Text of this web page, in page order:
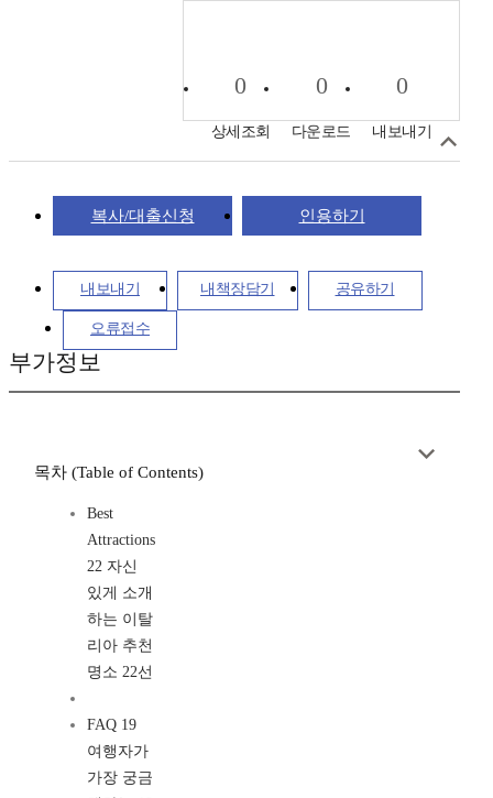
0
상세조회
0
다운로드
0
내보내기
복사/대출신청 인용하기
내보내기 내책장담기 공유하기
오류접수
부가정보
목차 (Table of Contents)
Best
Attractions
22 자신
있게 소개
하는 이탈
리아 추천
명소 22선
FAQ 19
여행자가
가장 궁금